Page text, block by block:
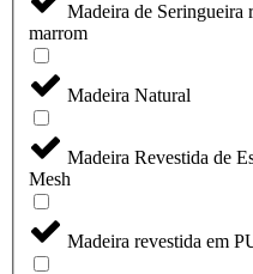
Madeira de Seringueira
marrom
Madeira Natural
Madeira Revestida de
Mesh
Madeira revestida em